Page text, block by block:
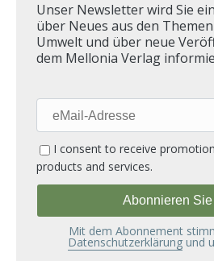
Unser Newsletter wird Sie
über Neues aus den
Umwelt und über neue
dem Mellonia Verlag
Adresse
I consent to receive
products and services.
Mit dem Abonnement
Datenschutzerklärungund